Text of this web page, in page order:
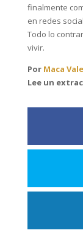
finalmente
en redes
Todo lo
vivir.
Por Maca
Lee un